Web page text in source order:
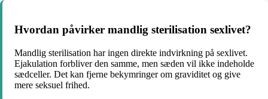
Hvordan påvirker mandlig sterilisation sexlivet?
Mandlig sterilisation har ingen direkte indvirkning på sexlivet.
Ejakulation forbliver den samme, men sæden vil ikke indeholde
sædceller. Det kan fjerne bekymringer om graviditet og give
mere seksuel frihed.